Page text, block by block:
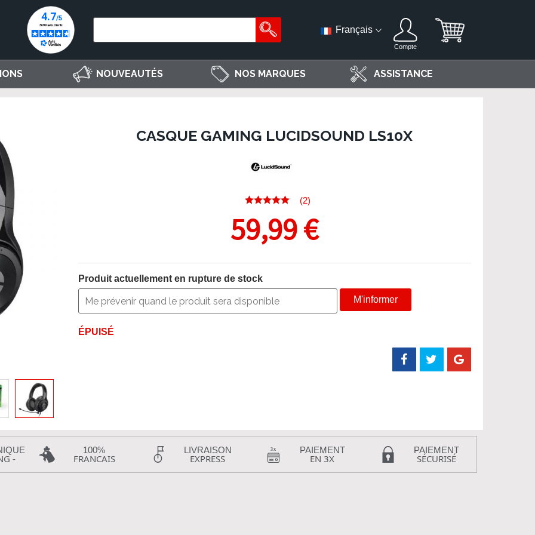
Français
Compte
NOUVEAUTÉS NOS MARQUES ASSISTANCE
CASQUE GAMING LUCIDSOUND LS10X
(2)
59,99 €
Produit actuellement en rupture de stock
M'informer
ÉPUISÉ
-
100%
FRANCAIS
LIVRAISON
EXPRESS
PAIEMENT
EN 3X
PAIEMENT
SÉCURISÉ